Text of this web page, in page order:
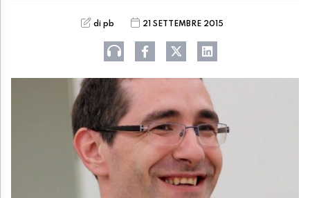
di pb 21 SETTEMBRE 2015